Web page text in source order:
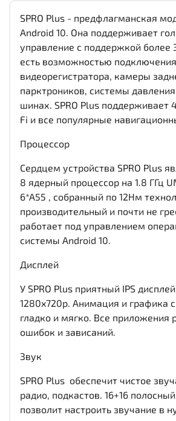
SPRO Plus - предфлагманская
Android 10. Она поддерживает
управление с поддержкой более
есть возможностью подключения
видеорегистратора, камеры
парктроников, системы
шинах. SPRO Plus поддерживает
Fi и все популярные
Процессор
Сердцем устройства SPRO Plus
8 ядерный процессор на 1.8 ГГц
6*A55 , собранный по 12Нм
производительный и почти не
работает под управлением
системы Android 10.
Дисплей
У SPRO Plus приятный IPS
1280x720р. Анимация и графика
гладко и мягко. Все приложения
ошибок и зависаний.
Звук
SPRO Plus обеспечит чистое
радио, подкастов. 16+16
позволит настроить звучание в